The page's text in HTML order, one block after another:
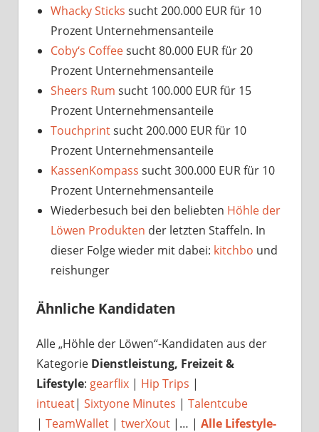
Whacky Sticks sucht 200.000 EUR für 10
Prozent Unternehmensanteile
Coby‘s Coffeesucht 80.000 EUR für 20
Prozent Unternehmensanteile
Sheers Rum sucht 100.000 EUR für 15
Prozent Unternehmensanteile
Touchprintsucht 200.000 EUR für 10
Prozent Unternehmensanteile
KassenKompass sucht 300.000 EUR für 10
Prozent Unternehmensanteile
Wiederbesuch bei den beliebten Höhle der
Löwen Produkten der letzten Staffeln. In
dieser Folge wieder mit dabei: kitchbo und
reishunger
Ähnliche Kandidaten
Alle „Höhle der Löwen“-Kandidaten aus der
Kategorie Dienstleistung, Freizeit &
Lifestyle: gearflix | Hip Trips |
intueat| Sixtyone Minutes | Talentcube
| TeamWallet | twerXout |… | Alle Lifestyle-